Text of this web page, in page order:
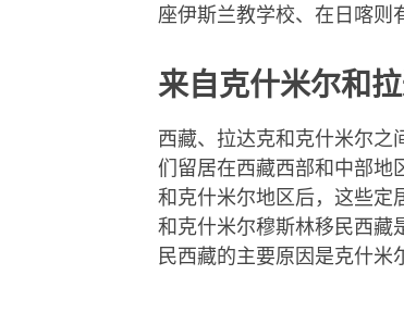
座伊斯兰教学校、在日喀则
来自克什米尔和
西藏、拉达克和克什米尔之
们留居在西藏西部和中部地
和克什米尔地区后，这些定
和克什米尔穆斯林移民西藏
民西藏的主要原因是克什米